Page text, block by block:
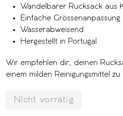
Wandelbarer Rucksack aus
Einfache
Wasserabweisend
Hergestellt in Portugal
Wir empfehlen dir, deinen
einem milden Reinigungsmittel zu
Nicht vorrätig